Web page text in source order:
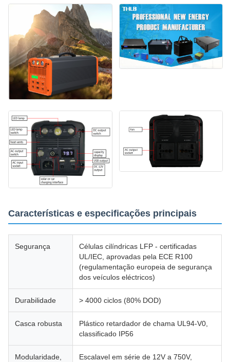
Características e especificações principais
Segurança
Células cilíndricas LFP - certificadas
UL/IEC, aprovadas pela ECE R100
(regulamentação europeia de segurança
dos veículos eléctricos)
Durabilidade > 4000 ciclos (80% DOD)
Casca robusta
Plástico retardador de chama UL94-V0,
classificado IP56
Modularidade,
Escalavel em série de 12V a 750V,